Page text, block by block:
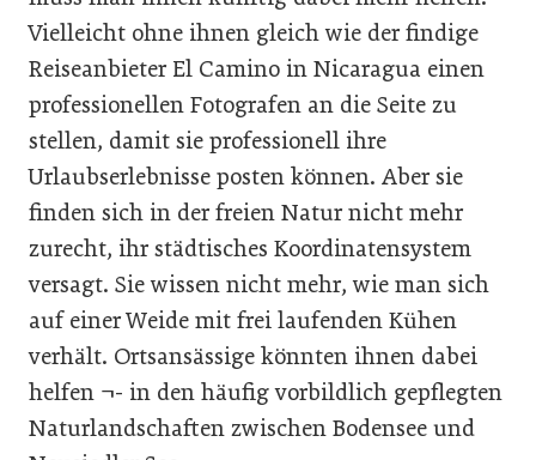
Vielleicht ohne ihnen gleich wie der findige
Reiseanbieter El Camino in Nicaragua einen
professionellen Fotografen an die Seite zu
stellen, damit sie professionell ihre
Urlaubserlebnisse posten können. Aber sie
finden sich in der freien Natur nicht mehr
zurecht, ihr städtisches Koordinatensystem
versagt. Sie wissen nicht mehr, wie man sich
auf einer Weide mit frei laufenden Kühen
verhält. Ortsansässige könnten ihnen dabei
helfen ¬- in den häufig vorbildlich gepflegten
Naturlandschaften zwischen Bodensee und